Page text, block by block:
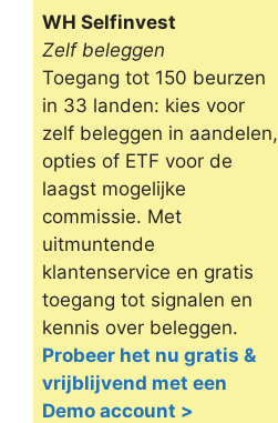
WH Selfinvest
Zelf beleggen
Toegang tot 150 beurzen
in 33 landen: kies voor
zelf beleggen in aandelen,
opties of ETF voor de
laagst mogelijke
commissie. Met
uitmuntende
klantenservice en gratis
toegang tot signalen en
kennis over beleggen.
Probeer het nu gratis &
vrijblijvend met een
Demo account >